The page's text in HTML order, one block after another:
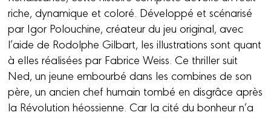
riche, dynamique et coloré. Développé et scénarisé
par Igor Polouchine, créateur du jeu original, avec
l’aide de Rodolphe Gilbart, les illustrations sont quant
à elles réalisées par Fabrice Weiss. Ce thriller suit
Ned, un jeune embourbé dans les combines de son
père, un ancien chef humain tombé en disgrâce après
la Révolution héossienne. Car la cité du bonheur n’a